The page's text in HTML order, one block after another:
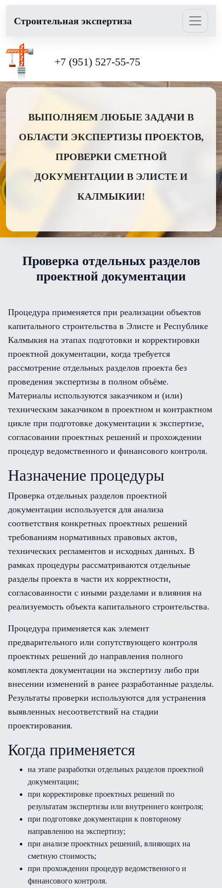
Cтроительная экспертиза
+7 (951) 527-55-75
ВЫПОЛНЯЕМ ЛЮБЫЕ ЗАДАЧИ В
ОБЛАСТИ ЭКСПЕРТИЗЫ ПРОЕКТОВ,
ПРОВЕРКИ СМЕТНОЙ
ДОКУМЕНТАЦИИ В ЭЛИСТЕ И
КАЛМЫКИИ!
Проверка отдельных разделов
проектной документации
Процедура применяется при реализации объектов
капитального строительства в Элисте и Республике
Калмыкия на этапах подготовки и корректировки
проектной документации, когда требуется
рассмотрение отдельных разделов проекта без
проведения экспертизы в полном объёме.
Материалы используются заказчиком и (или)
техническим заказчиком в проектном и контрактном
цикле при подготовке документации к экспертизе,
согласовании проектных решений и прохождении
процедур ведомственного и финансового контроля.
Назначение процедуры
Проверка отдельных разделов проектной
документации используется для анализа
соответствия конкретных проектных решений
требованиям нормативных правовых актов,
технических регламентов и исходных данных. В
рамках процедуры рассматриваются отдельные
разделы проекта в части их корректности,
согласованности с иными разделами и влияния на
реализуемость объекта капитального строительства.
Процедура применяется как элемент
предварительного или сопутствующего контроля
проектных решений до направления полного
комплекта документации на экспертизу либо при
внесении изменений в ранее разработанные разделы.
Результаты проверки используются для устранения
выявленных несоответствий на стадии
проектирования.
Когда применяется
на этапе разработки отдельных разделов проектной
документации;
при корректировке проектных решений по
результатам экспертизы или внутреннего контроля;
при подготовке документации к повторному
направлению на экспертизу;
при анализе проектных решений, влияющих на
сметную стоимость;
при прохождении процедур ведомственного и
финансового контроля.